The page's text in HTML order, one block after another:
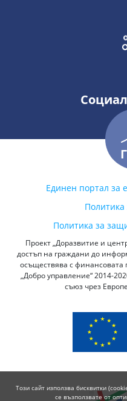
Единен портал за
Политика
Политика за
Проект „Доразвитие и
достъп на граждани до
осъществява с финансовата
„Добро управление“ 2014-
съюз чрез
Този сайт използва бисквитки
се възползвате от